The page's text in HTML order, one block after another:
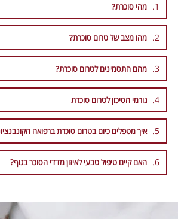
מהי סוכרת?
מהו מצב של טרום סוכרת?
מהם התסמינים לטרום סוכרת?
גורמי הסיכון לטרום סוכרת
איך מטפלים כיום בטרום סוכרת ברפואה
האם קיים טיפול טבעי לאיזון מדדי הסוכר בגוף?